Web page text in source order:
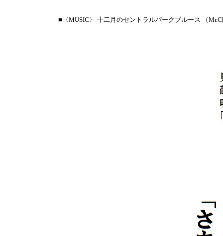
■〈MUSIC〉 十二月のセントラルパークブルース （